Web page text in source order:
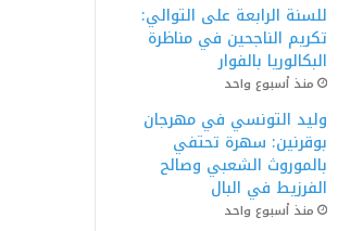
للسنة الرابعة على التوالي:
تكريم الناجحين في مناظرة
البكالوريا بالفوار
منذ أسبوع واحد
وليد التونسي في مهرجان
بوقرنين: سهرة تحتفي
بالموروث الشعبي وصالح
الفرزيط في البال
منذ أسبوع واحد